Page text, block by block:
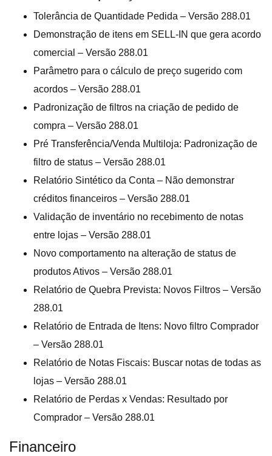
Tolerância de Quantidade Pedida – Versão 288.01
Demonstração de itens em SELL-IN que gera acordo
comercial – Versão 288.01
Parâmetro para o cálculo de preço sugerido com
acordos – Versão 288.01
Padronização de filtros na criação de pedido de
compra – Versão 288.01
Pré Transferência/Venda Multiloja: Padronização de
filtro de status – Versão 288.01
Relatório Sintético da Conta – Não demonstrar
créditos financeiros – Versão 288.01
Validação de inventário no recebimento de notas
entre lojas – Versão 288.01
Novo comportamento na alteração de status de
produtos Ativos – Versão 288.01
Relatório de Quebra Prevista: Novos Filtros – Versão
288.01
Relatório de Entrada de Itens: Novo filtro Comprador
– Versão 288.01
Relatório de Notas Fiscais: Buscar notas de todas as
lojas – Versão 288.01
Relatório de Perdas x Vendas: Resultado por
Comprador – Versão 288.01
Financeiro